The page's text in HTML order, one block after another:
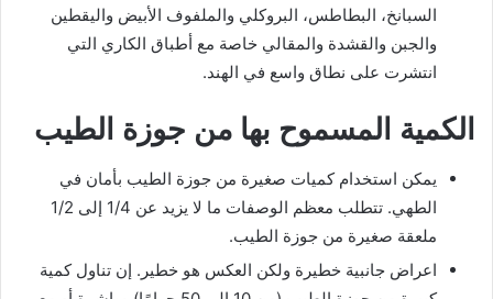
السبانخ، البطاطس، البروكلي والملفوف الأبيض واليقطين
والجبن والقشدة والمقالي خاصة مع أطباق الكاري التي
انتشرت على نطاق واسع في الهند.
الكمية المسموح بها من جوزة الطيب
يمكن استخدام كميات صغيرة من جوزة الطيب بأمان في
الطهي. تتطلب معظم الوصفات ما لا يزيد عن 1/4 إلى 1/2
ملعقة صغيرة من جوزة الطيب.
اعراض جانبية خطيرة ولكن العكس هو خطير. إن تناول كمية